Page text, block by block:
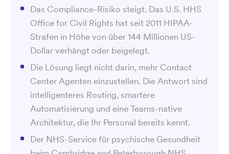
Das Compliance-Risiko steigt. Das U.S. HHS
Office for Civil Rights hat seit 2011 HIPAA-
Strafen in Höhe von über 144 Millionen US-
Dollar verhängt oder beigelegt.
Die Lösung liegt nicht darin, mehr Contact
Center Agenten einzustellen. Die Antwort sind
intelligenteres Routing, smartere
Automatisierung und eine Teams-native
Architektur, die Ihr Personal bereits kennt.
Der NHS-Service für psychische Gesundheit